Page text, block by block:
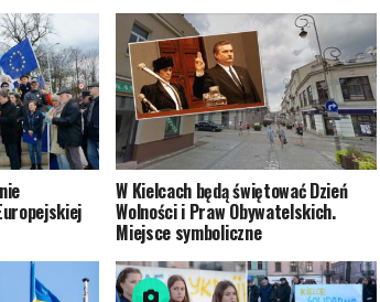
W Kielcach będą świętować Dzień
Wolności i Praw Obywatelskich.
Miejsce symboliczne